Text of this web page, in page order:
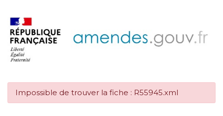
Impossible de trouver la fiche : R55945.xml